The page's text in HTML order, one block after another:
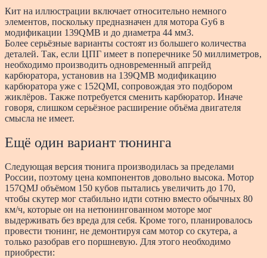
Кит на иллюстрации включает относительно немного
элементов, поскольку предназначен для мотора Gy6 в
модификации 139QMB и до диаметра 44 мм3.
Более серьёзные варианты состоят из большего количества
деталей. Так, если ЦПГ имеет в поперечнике 50 миллиметров,
необходимо производить одновременный апгрейд
карбюратора, установив на 139QMB модификацию
карбюратора уже с 152QMI, сопровождая это подбором
жиклёров. Также потребуется сменить карбюратор. Иначе
говоря, слишком серьёзное расширение объёма двигателя
смысла не имеет.
Ещё один вариант тюнинга
Следующая версия тюнига производилась за пределами
России, поэтому цена компонентов довольно высока. Мотор
157QMJ объёмом 150 кубов пытались увеличить до 170,
чтобы скутер мог стабильно идти сотню вместо обычных 80
км/ч, которые он на нетюнингованном моторе мог
выдерживать без вреда для себя. Кроме того, планировалось
провести тюнинг, не демонтируя сам мотор со скутера, а
только разобрав его поршневую. Для этого необходимо
приобрести: